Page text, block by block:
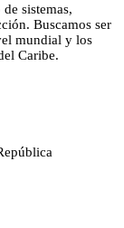
sistemas,
Buscamos ser
mundial y los
Caribe.